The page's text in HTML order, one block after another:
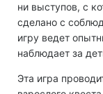
ни выступов, с
сделано с
игру ведет
наблюдает за
Эта игра